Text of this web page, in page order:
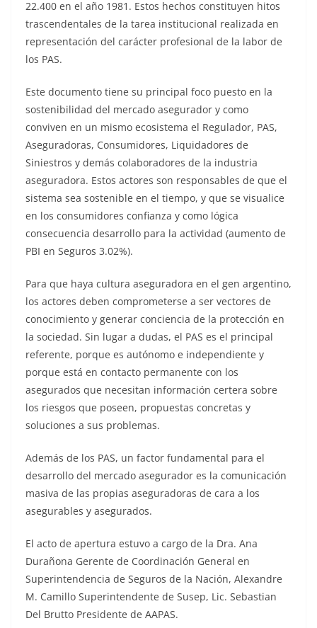
22.400 en el año 1981. Estos hechos constituyen hitos
trascendentales de la tarea institucional realizada en
representación del carácter profesional de la labor de
los PAS.
Este documento tiene su principal foco puesto en la
sostenibilidad del mercado asegurador y como
conviven en un mismo ecosistema el Regulador, PAS,
Aseguradoras, Consumidores, Liquidadores de
Siniestros y demás colaboradores de la industria
aseguradora. Estos actores son responsables de que el
sistema sea sostenible en el tiempo, y que se visualice
en los consumidores confianza y como lógica
consecuencia desarrollo para la actividad (aumento de
PBI en Seguros 3.02%).
Para que haya cultura aseguradora en el gen argentino,
los actores deben comprometerse a ser vectores de
conocimiento y generar conciencia de la protección en
la sociedad. Sin lugar a dudas, el PAS es el principal
referente, porque es autónomo e independiente y
porque está en contacto permanente con los
asegurados que necesitan información certera sobre
los riesgos que poseen, propuestas concretas y
soluciones a sus problemas.
Además de los PAS, un factor fundamental para el
desarrollo del mercado asegurador es la comunicación
masiva de las propias aseguradoras de cara a los
asegurables y asegurados.
El acto de apertura estuvo a cargo de la Dra. Ana
Durañona Gerente de Coordinación General en
Superintendencia de Seguros de la Nación, Alexandre
M. Camillo Superintendente de Susep, Lic. Sebastian
Del Brutto Presidente de AAPAS.